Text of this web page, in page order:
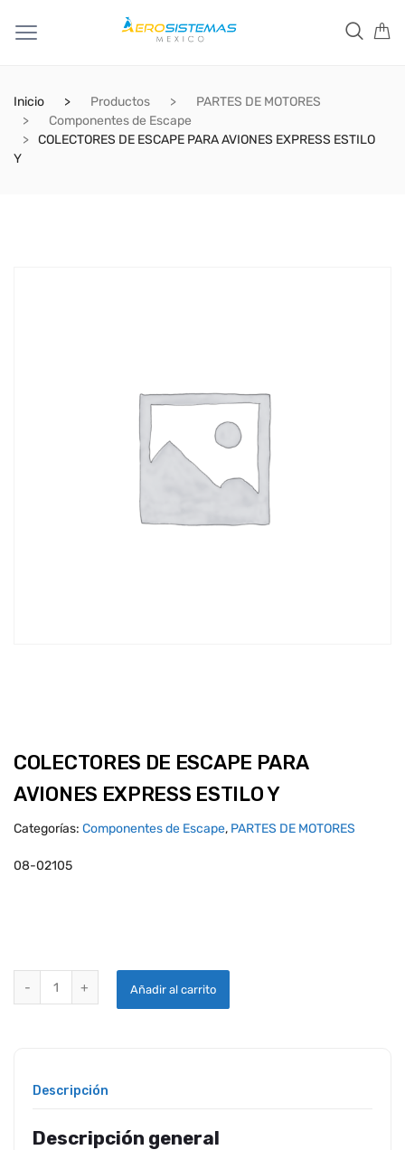
Inicio Productos
PARTES DE MOTORES
Componentes de Escape
COLECTORES DE ESCAPE PARA AVIONES EXPRESS ESTILO
Y
COLECTORES DE ESCAPE PARA
AVIONES EXPRESS ESTILO Y
Categorías: Componentes de Escape, PARTES DE MOTORES
08-02105
Añadir al carrito
Descripción
Descripción general